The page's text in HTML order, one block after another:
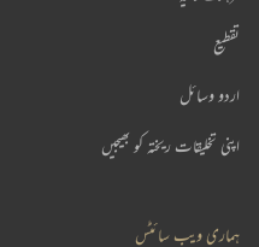
تقطیع
اردو وسائل
اپنی تخلیقات ریختہ کو بھیجیں
ہماری ویب سائٹس